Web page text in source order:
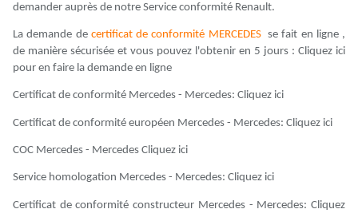
demander auprès de notre Service conformité Renault.
La demande de certificat de conformité MERCEDESse fait en ligne ,
de manière sécurisée et vous pouvez l'obtenir en 5 jours : Cliquez ici
pour en faire la demande en ligne
Certificat de conformité Mercedes - Mercedes: Cliquez ici
Certificat de conformité européen Mercedes - Mercedes: Cliquez ici
COC Mercedes - Mercedes Cliquez ici
Service homologation Mercedes - Mercedes: Cliquez ici
Certificat de conformité constructeur Mercedes - Mercedes: Cliquez